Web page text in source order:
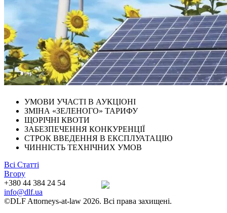
УМОВИ УЧАСТІ В АУКЦІОНІ
ЗМІНА «ЗЕЛЕНОГО» ТАРИФУ
ЩОРІЧНІ КВОТИ
ЗАБЕЗПЕЧЕННЯ КОНКУРЕНЦІЇ
СТРОК ВВЕДЕННЯ В ЕКСПЛУАТАЦІЮ
ЧИННІСТЬ ТЕХНІЧНИХ УМОВ
Всі Статті
Вгору
+380 44 384 24 54
info@dlf.ua
©DLF Attorneys-at-law 2026. Всі права захищені.